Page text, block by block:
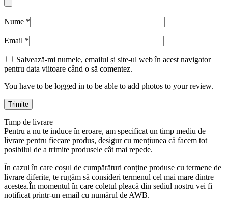
Nume *
Email *
Salvează-mi numele, emailul și site-ul web în acest navigator
pentru data viitoare când o să comentez.
You have to be logged in to be able to add photos to your review.
Timp de livrare
Pentru a nu te induce în eroare, am specificat un timp mediu de
livrare pentru fiecare produs, desigur cu mențiunea că facem tot
posibilul de a trimite produsele cât mai repede.
În cazul în care coșul de cumpărături conține produse cu termene de
livrare diferite, te rugăm să consideri termenul cel mai mare dintre
acestea.În momentul în care coletul pleacă din sediul nostru vei fi
notificat printr-un email cu numărul de AWB.